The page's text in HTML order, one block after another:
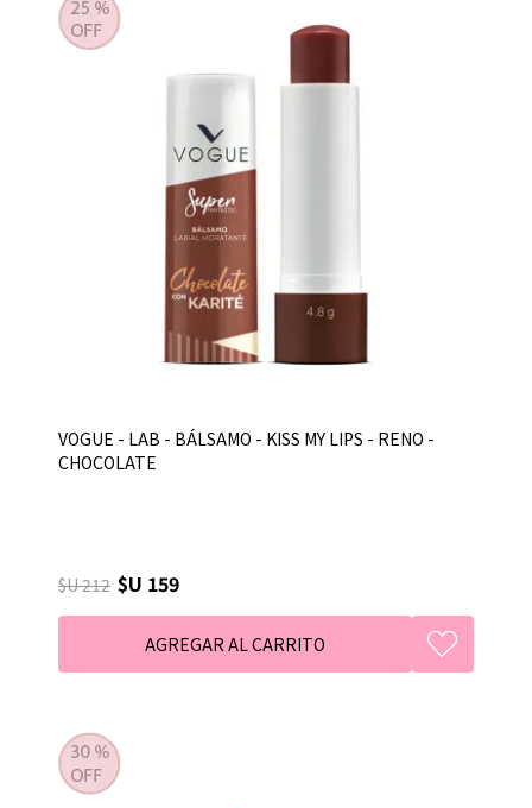
VOGUE - LAB - BÁLSAMO - KISS MY LIPS - RENO -
CHOCOLATE
$U 212 $U 159